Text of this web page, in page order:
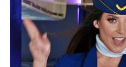
Deixe seu comentário